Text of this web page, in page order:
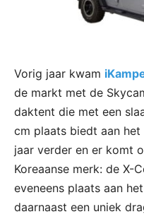
Vorig jaar kwam
de markt met de
daktent die met een
cm plaats biedt aan het
jaar verder en er komt
Koreaanse merk: de X-
eveneens plaats aan
daarnaast een uniek